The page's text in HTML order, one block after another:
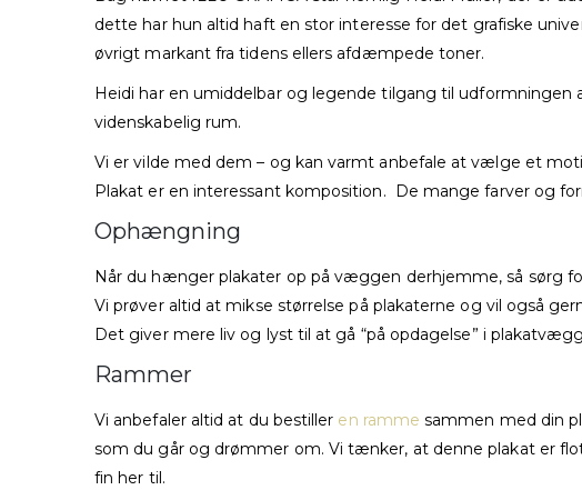
dette har hun altid haft en stor interesse for det grafiske
øvrigt markant fra tidens ellers afdæmpede toner.
Heidi har en umiddelbar og legende tilgang til
videnskabelig rum.
Vi er vilde med dem – og kan varmt anbefale at vælge et
Plakat er en interessant komposition. De mange farver og
Ophængning
Når du hænger plakater op på væggen derhjemme, så sørg
Vi prøver altid at mikse størrelse på plakaterne og vil også
Det giver mere liv og lyst til at gå “på opdagelse” i
Rammer
Vi anbefaler altid at du bestiller en ramme sammen med din
som du går og drømmer om. Vi tænker, at denne plakat er
fin her til.